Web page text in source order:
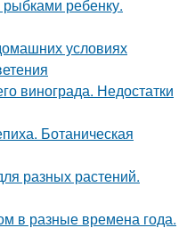
рыбками ребенку.
условиях
винограда. Недостатки
Ботаническая
разных растений.
в разные времена года.